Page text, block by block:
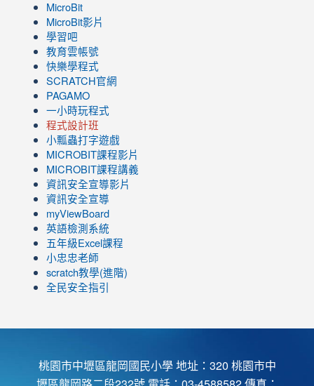
MicroBit
MicroBit影片
學習吧
教育雲帳號
快樂學程式
SCRATCH官網
PAGAMO
一小時玩程式
程式設計班
小瓢蟲打字遊戲
link
to
https://www.youtube.com/channel/UC8LghzcV5-
ZBGmXwlbUndNA/videos?
view=0&sort=dd&shelf_id=0
MICROBIT課程影片
link
to
https://www.youtube.com/channel/UC8LghzcV5-
ZBGmXwlbUndNA/videos?
view=0&sort=dd&shelf_id=0
MICROBIT課程講義
資訊安全宣導影片
資訊安全宣導
myViewBoard
英語檢測系統
五年級Excel課程
小忠忠老師
scratch教學(進階)
全民安全指引
桃園市中壢區龍岡國民小學 地址：320 桃園市中